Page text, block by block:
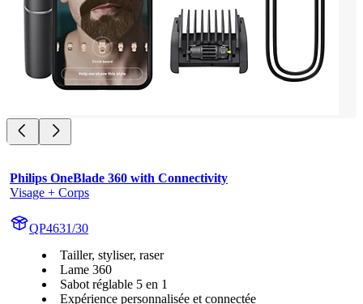
Philips OneBlade 360 with Connectivity
Visage + Corps
QP4631/30
Tailler, styliser, raser
Lame 360
Sabot réglable 5 en 1
Expérience personnalisée et connectée